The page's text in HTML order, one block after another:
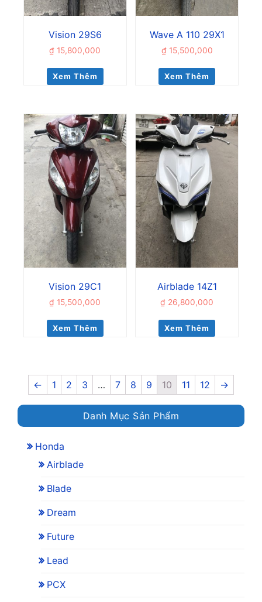
Vision 29S6
₫ 15,800,000
Xem Thêm
Wave A 110 29X1
₫15,500,000
Xem Thêm
Vision 29C1
₫ 15,500,000
Xem Thêm
Airblade 14Z1
₫ 26,800,000
Xem Thêm
← 1 2 3 … 7 8 9 10 11 12 →
Danh Mục Sản Phẩm
Honda
Airblade
Blade
Dream
Future
Lead
PCX